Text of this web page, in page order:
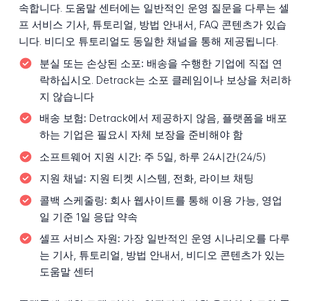
속합니다. 도움말 센터에는 일반적인 운영 질문을 다루는 셀
프 서비스 기사, 튜토리얼, 방법 안내서, FAQ 콘텐츠가 있습
니다. 비디오 튜토리얼도 동일한 채널을 통해 제공됩니다.
분실 또는 손상된 소포: 배송을 수행한 기업에 직접 연
락하십시오. Detrack는 소포 클레임이나 보상을 처리하
지 않습니다
배송 보험: Detrack에서 제공하지 않음, 플랫폼을 배포
하는 기업은 필요시 자체 보장을 준비해야 함
소프트웨어 지원 시간: 주 5일, 하루 24시간(24/5)
지원 채널: 지원 티켓 시스템, 전화, 라이브 채팅
콜백 스케줄링: 회사 웹사이트를 통해 이용 가능, 영업
일 기준 1일 응답 약속
셀프 서비스 자원: 가장 일반적인 운영 시나리오를 다루
는 기사, 튜토리얼, 방법 안내서, 비디오 콘텐츠가 있는
도움말 센터